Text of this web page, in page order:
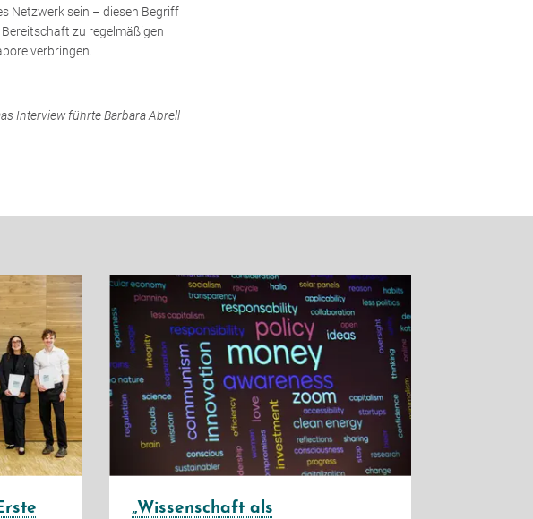
Netzwerk sein – diesen Begriff
zu regelmäßigen
verbringen.
Interview führte Barbara Abrell
„Wissenschaft als